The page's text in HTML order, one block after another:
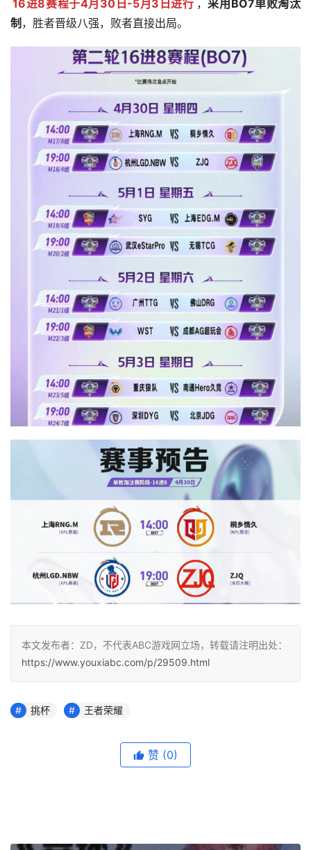
16进8赛程于4月30日-5月3日进行 ，采用BO7单败淘汰
制 ，胜者晋级八强，败者直接出局。
本文发布者：ZD，不代表ABC游戏网立场，转载请注明出处：
https://www.youxiabc.com/p/29509.html
挑杯 王者荣耀
赞 (0)